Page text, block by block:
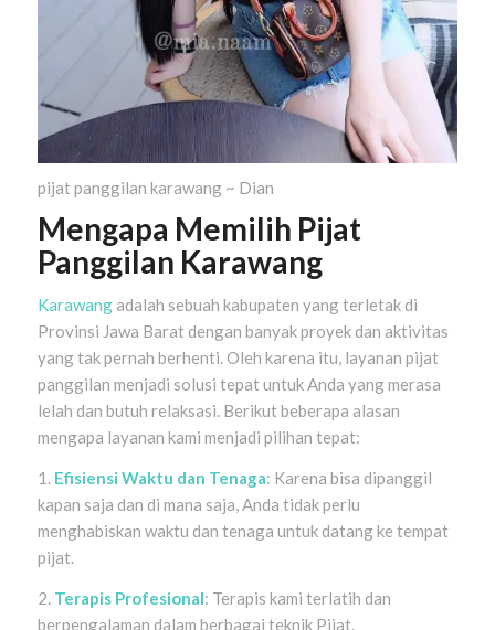
pijat panggilan karawang ~ Dian
Mengapa Memilih Pijat
Panggilan Karawang
Karawangadalah sebuah kabupaten yang terletak di
Provinsi Jawa Barat dengan banyak proyek dan aktivitas
yang tak pernah berhenti. Oleh karena itu, layanan pijat
panggilan menjadi solusi tepat untuk Anda yang merasa
lelah dan butuh relaksasi. Berikut beberapa alasan
mengapa layanan kami menjadi pilihan tepat:
1. Efisiensi Waktu dan Tenaga: Karena bisa dipanggil
kapan saja dan di mana saja, Anda tidak perlu
menghabiskan waktu dan tenaga untuk datang ke tempat
pijat.
2. Terapis Profesional: Terapis kami terlatih dan
berpengalaman dalam berbagai teknik Pijat.